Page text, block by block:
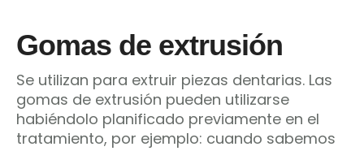
Gomas de extrusión
Se utilizan para extruir piezas dentarias. Las
gomas de extrusión pueden utilizarse
habiéndolo planificado previamente en el
tratamiento, por ejemplo: cuando sabemos